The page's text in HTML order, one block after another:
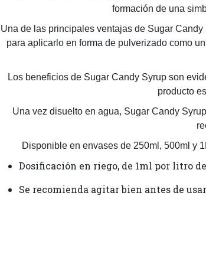
formación de una
Una de las principales ventajas de Sugar
para aplicarlo en forma de pulverizado como
Los beneficios de Sugar Candy Syrup son
producto
Una vez disuelto en agua, Sugar Candy
Disponible en envases de 250ml, 500ml y
Dosificación en riego, de 1ml por litro
Se recomienda agitar bien antes de